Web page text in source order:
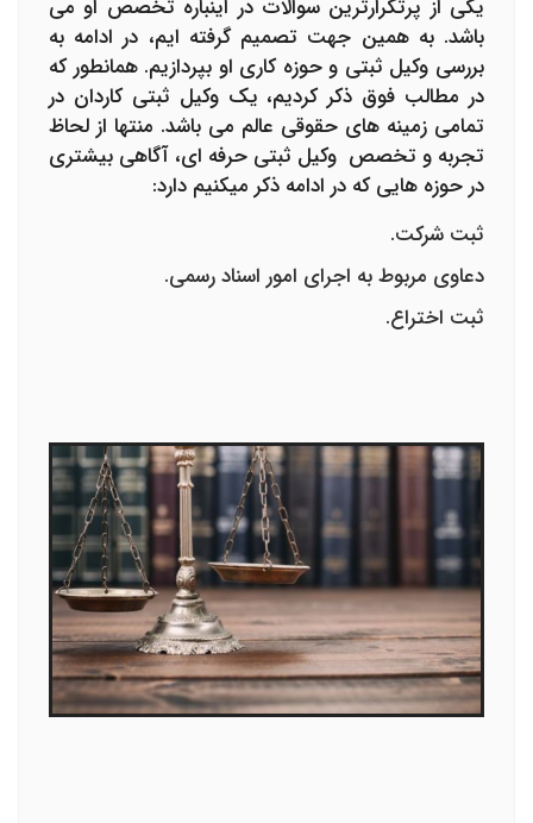
یکی از پرتکرارترین سوالات در اینباره تخصص او می
باشد. به همین جهت تصمیم گرفته ایم، در ادامه به
بررسی وکیل ثبتی و حوزه کاری او بپردازیم. همانطور که
در مطالب فوق ذکر کردیم، یک وکیل ثبتی کاردان در
تمامی زمینه های حقوقی عالم می باشد. منتها از لحاظ
تجربه و تخصص وکیل ثبتی حرفه ای، آگاهی بیشتری
در حوزه هایی که در ادامه ذکر میکنیم دارد:
ثبت شرکت.
دعاوی مربوط به اجرای امور اسناد رسمی.
ثبت اختراع.